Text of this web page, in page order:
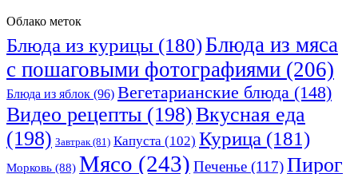
Облако меток
Блюда из курицы (180)Блюда из мяса
с пошаговыми фотографиями (206)
Блюда из яблок (96) Вегетарианские блюда (148)
Видео рецепты (198)Вкусная еда
(198) Завтрак(81) Капуста (102) Курица (181)
Морковь (88) Мясо (243) Печенье (117)Пирог